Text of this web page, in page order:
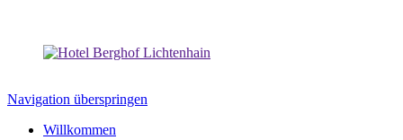
Navigation überspringen
Willkommen